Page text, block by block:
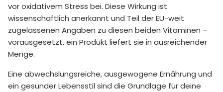
vor oxidativem Stress bei. Diese Wirkung ist
wissenschaftlich anerkannt und Teil der EU-weit
zugelassenen Angaben zu diesen beiden Vitaminen –
vorausgesetzt, ein Produkt liefert sie in ausreichender
Menge.
Eine abwechslungsreiche, ausgewogene Ernährung und
ein gesunder Lebensstil sind die Grundlage für deine